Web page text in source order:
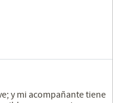
y mi acompañante tiene